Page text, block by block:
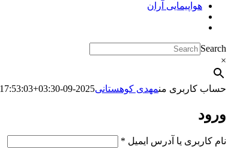
هواپیمایی آران
Search
×
حساب کاربری منمهدی کوهستانی2025-09-07T17:53:03+03:30
ورود
نام کاربری یا آدرس ایمیل *